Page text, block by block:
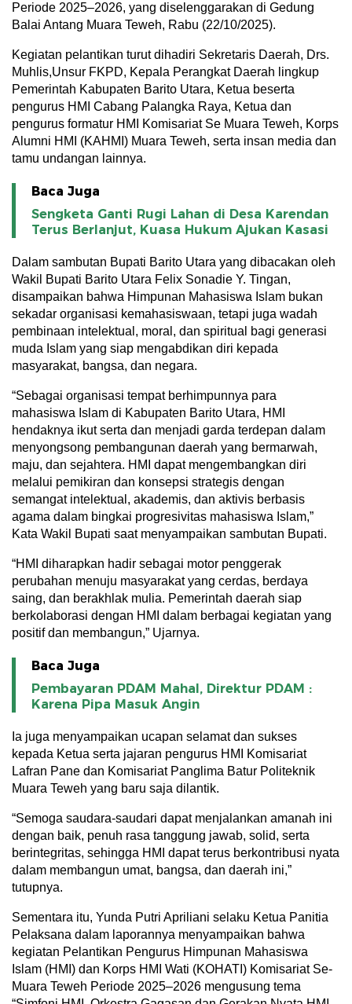
Periode 2025–2026, yang diselenggarakan di Gedung
Balai Antang Muara Teweh, Rabu (22/10/2025).
Kegiatan pelantikan turut dihadiri Sekretaris Daerah, Drs.
Muhlis,Unsur FKPD, Kepala Perangkat Daerah lingkup
Pemerintah Kabupaten Barito Utara, Ketua beserta
pengurus HMI Cabang Palangka Raya, Ketua dan
pengurus formatur HMI Komisariat Se Muara Teweh, Korps
Alumni HMI (KAHMI) Muara Teweh, serta insan media dan
tamu undangan lainnya.
Baca Juga
Sengketa Ganti Rugi Lahan di Desa Karendan
Terus Berlanjut, Kuasa Hukum Ajukan Kasasi
Dalam sambutan Bupati Barito Utara yang dibacakan oleh
Wakil Bupati Barito Utara Felix Sonadie Y. Tingan,
disampaikan bahwa Himpunan Mahasiswa Islam bukan
sekadar organisasi kemahasiswaan, tetapi juga wadah
pembinaan intelektual, moral, dan spiritual bagi generasi
muda Islam yang siap mengabdikan diri kepada
masyarakat, bangsa, dan negara.
“Sebagai organisasi tempat berhimpunnya para
mahasiswa Islam di Kabupaten Barito Utara, HMI
hendaknya ikut serta dan menjadi garda terdepan dalam
menyongsong pembangunan daerah yang bermarwah,
maju, dan sejahtera. HMI dapat mengembangkan diri
melalui pemikiran dan konsepsi strategis dengan
semangat intelektual, akademis, dan aktivis berbasis
agama dalam bingkai progresivitas mahasiswa Islam,”
Kata Wakil Bupati saat menyampaikan sambutan Bupati.
“HMI diharapkan hadir sebagai motor penggerak
perubahan menuju masyarakat yang cerdas, berdaya
saing, dan berakhlak mulia. Pemerintah daerah siap
berkolaborasi dengan HMI dalam berbagai kegiatan yang
positif dan membangun,” Ujarnya.
Baca Juga
Pembayaran PDAM Mahal, Direktur PDAM :
Karena Pipa Masuk Angin
Ia juga menyampaikan ucapan selamat dan sukses
kepada Ketua serta jajaran pengurus HMI Komisariat
Lafran Pane dan Komisariat Panglima Batur Politeknik
Muara Teweh yang baru saja dilantik.
“Semoga saudara-saudari dapat menjalankan amanah ini
dengan baik, penuh rasa tanggung jawab, solid, serta
berintegritas, sehingga HMI dapat terus berkontribusi nyata
dalam membangun umat, bangsa, dan daerah ini,”
tutupnya.
Sementara itu, Yunda Putri Apriliani selaku Ketua Panitia
Pelaksana dalam laporannya menyampaikan bahwa
kegiatan Pelantikan Pengurus Himpunan Mahasiswa
Islam (HMI) dan Korps HMI Wati (KOHATI) Komisariat Se-
Muara Teweh Periode 2025–2026 mengusung tema